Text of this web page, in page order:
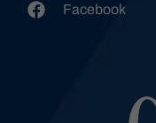
Facebook